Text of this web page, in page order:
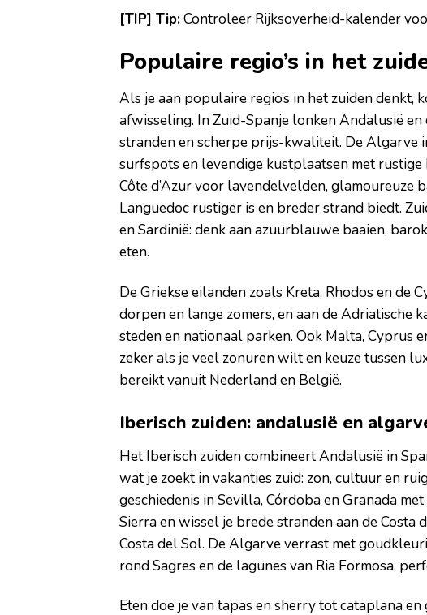
[TIP] Tip:Controleer Rijksoverheid-kalender
Populaire regio’s in het
Als je aan populaire regio’s in het zuiden denkt,
afwisseling. In Zuid-Spanje lonken Andalusië
stranden en scherpe prijs-kwaliteit. De
surfspots en levendige kustplaatsen met
Côte d’Azur voor lavendelvelden,
Languedoc rustiger is en breder strand biedt.
en Sardinië: denk aan azuurblauwe baaien,
eten.
De Griekse eilanden zoals Kreta, Rhodos en
dorpen en lange zomers, en aan de Adriatische
steden en nationaal parken. Ook Malta, Cyprus
zeker als je veel zonuren wilt en keuze tussen
bereikt vanuit Nederland en België.
Iberisch zuiden: andalusië en
Het Iberisch zuiden combineert Andalusië in
wat je zoekt in vakanties zuid: zon, cultuur en
geschiedenis in Sevilla, Córdoba en Granada
Sierra en wissel je brede stranden aan de
Costa del Sol. De Algarve verrast met
rond Sagres en de lagunes van Ria Formosa,
Eten doe je van tapas en sherry tot cataplana